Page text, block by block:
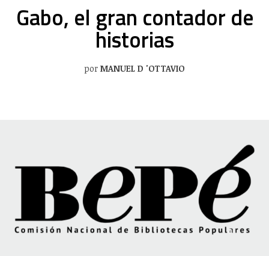
Gabo, el gran contador de
historias
por MANUEL D 'OTTAVIO